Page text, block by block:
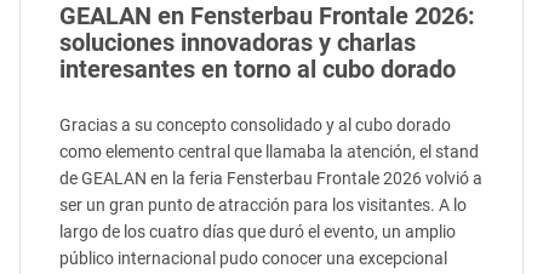
GEALAN en Fensterbau Frontale 2026:
soluciones innovadoras y charlas
interesantes en torno al cubo dorado
Gracias a su concepto consolidado y al cubo dorado
como elemento central que llamaba la atención, el stand
de GEALAN en la feria Fensterbau Frontale 2026 volvió a
ser un gran punto de atracción para los visitantes. A lo
largo de los cuatro días que duró el evento, un amplio
público internacional pudo conocer una excepcional